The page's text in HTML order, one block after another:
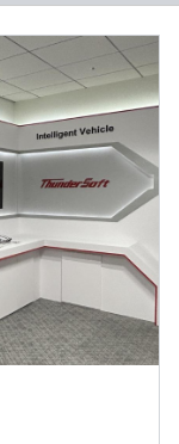
県、東京23
先環境により）
を含む）
時間分）
。